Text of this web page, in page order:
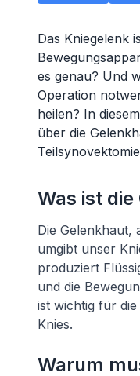
Das Kniegelenk
es genau? Und
Operation
heilen? In
über die
Was ist
Die Gelenkhaut,
umgibt unser
produziert
und die
ist wichtig für
Knies.
Warum